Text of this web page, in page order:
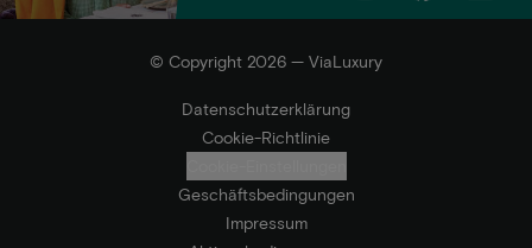
© Copyright 2026 — ViaLuxury
Datenschutzerklärung
Cookie-Richtlinie
Geschäftsbedingungen
Impressum